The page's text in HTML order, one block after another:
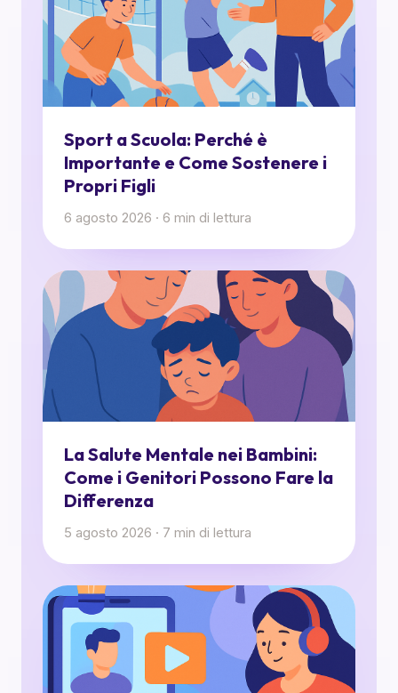
Sport a Scuola: Perché è
Importante e Come Sostenere i
Propri Figli
6 agosto 2026 · 6 min di lettura
La Salute Mentale nei Bambini:
Come i Genitori Possono Fare la
Differenza
5 agosto 2026 · 7 min di lettura